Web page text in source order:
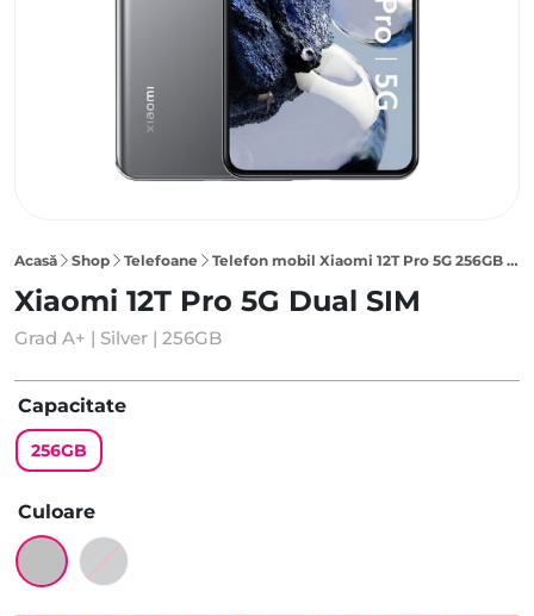
Acasă Shop Telefoane Telefon mobil Xiaomi 12T Pro 5G 256GB Dual SIM, Silver
Xiaomi 12T Pro 5G Dual SIM
Grad A+ | Silver | 256GB
Capacitate
256GB
Culoare